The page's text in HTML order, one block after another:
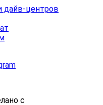
дайв-центров
с